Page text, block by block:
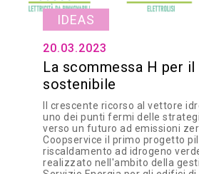
IDEAS
20.03.2023
La scommessa H per
sostenibile
Il crescente ricorso al vettore
uno dei punti fermi delle
verso un futuro ad emissioni
Coopservice il primo progetto
riscaldamento ad idrogeno
realizzato nell'ambito della